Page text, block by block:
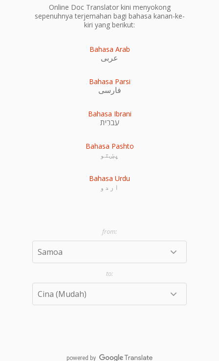
Online Doc Translator kini menyokong
sepenuhnya terjemahan bagi bahasa kanan-ke-
kiri yang berikut:
Bahasa Arab
عربى
Bahasa Parsi
فارسی
Bahasa Ibrani
עִברִית
Bahasa Pashto
پښتو
Bahasa Urdu
اردو
powered by